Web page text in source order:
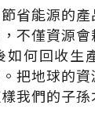
省能源的
不僅資源
如何回收生
把地球的資
我們的子